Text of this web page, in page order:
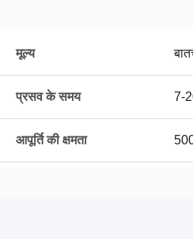
मूल्य
प्रसव के समय 7-
आपूर्ति की क्षमता